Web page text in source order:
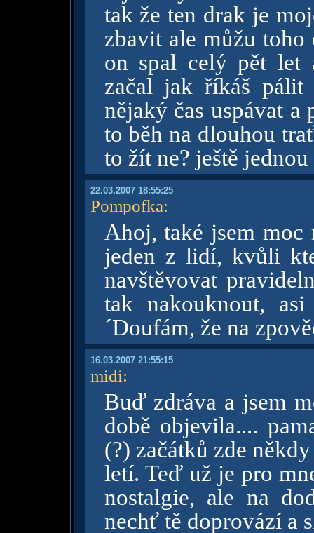
tak že ten drak je
zbavit ale můžu toho
on spal celý pět let
začal jak říkáš
nějaký čas uspávat a
to běh na dlouhou
to žít ne? ještě
22.03.2007 18:55:25
Pompofka:
Ahoj, také jsem
jeden z lidí, kvůli
navštěvovat
tak nakouknout,
´Doufám, že na
16.03.2007 21:55:15
midi:
Buď zdráva a jsem
době objevila....
(?) začátků zde
letí. Teď už je pro
nostalgie, ale na
nechť tě doprovází a